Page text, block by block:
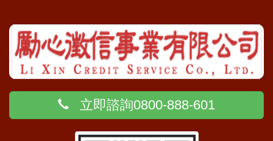
立即諮詢0800-888-601